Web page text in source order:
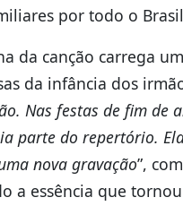
por todo o
da canção carrega
da infância dos
Nas festas de fim
parte do repertório.
nova gravação”,
a essência que